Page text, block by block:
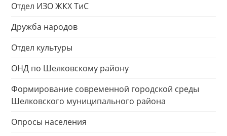
Отдел ИЗО ЖКХ ТиС
Дружба народов
Отдел культуры
ОНД по Шелковскому району
Формирование современной городской среды
Шелковского муниципального района
Опросы населения